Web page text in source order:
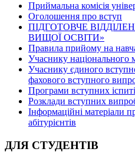
Приймальна комісія
Оголошення про вступ
ПІДГОТОВЧЕ
ВИЩОЇ ОСВІТИ»
Правила прийому на
Учаснику національного
Учаснику єдиного
фахового вступного
Програми вступних
Розклади вступних
Інформаційні матеріали
абітурієнтів
ДЛЯ СТУДЕНТІВ